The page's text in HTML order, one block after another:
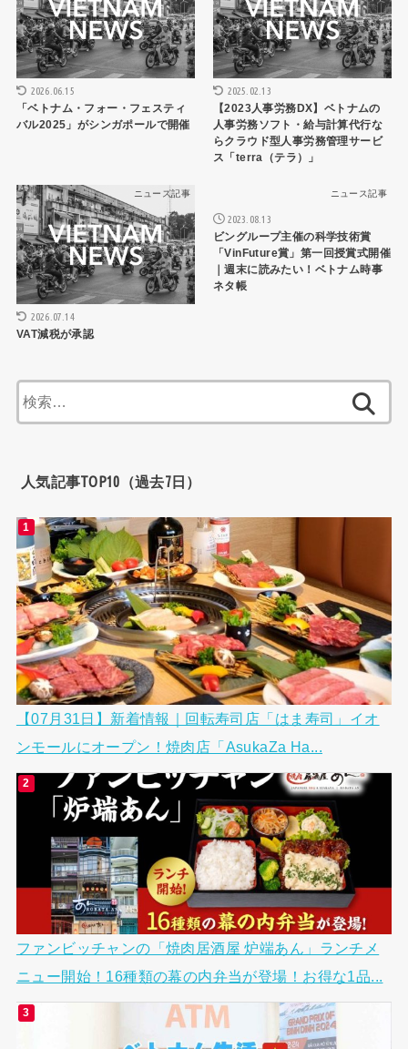
2026.06.15
「ベトナム・フォー・フェスティ
バル2025」がシンガポールで開催
2025.02.13
【2023人事労務DX】ベトナムの
人事労務ソフト・給与計算代行な
らクラウド型人事労務管理サービ
ス「terra（テラ）」
ニュース記事
2026.07.14
VAT減税が承認
ニュース記事
2023.08.13
ビングループ主催の科学技術賞
「VinFuture賞」第一回授賞式開催
｜週末に読みたい！ベトナム時事
ネタ帳
索:
人気記事TOP10（過去7日）
【07月31日】新着情報｜回転寿司店「はま寿司」イオ
ンモールにオープン！焼肉店「AsukaZa Ha...
ファンビッチャンの「焼肉居酒屋 炉端あん」ランチメ
ニュー開始！16種類の幕の内弁当が登場！お得な1品...